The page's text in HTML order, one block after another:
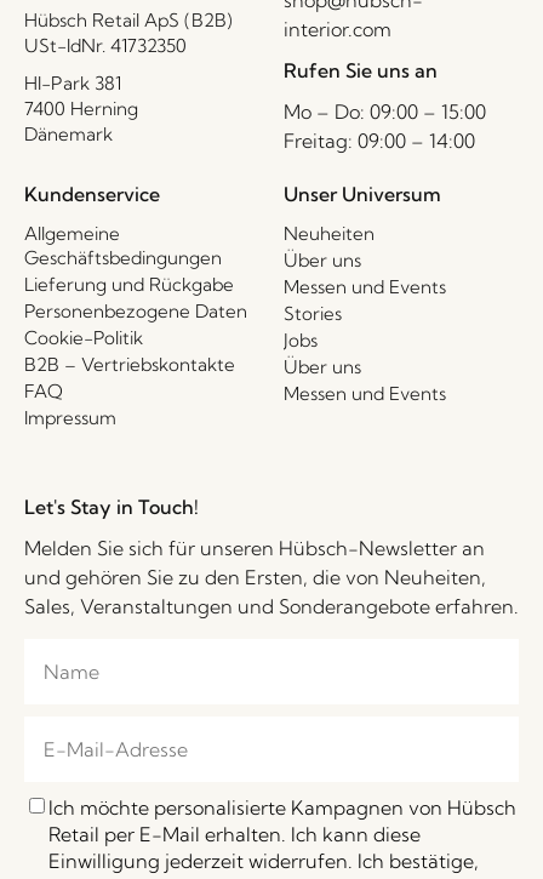
Hübsch Retail ApS (B2B)
USt-IdNr. 41732350
HI-Park 381
7400 Herning
Dänemark
interior.com
Rufen Sie uns an
Mo – Do: 09:00 – 15:00
Freitag: 09:00 – 14:00
Kundenservice
Allgemeine
Geschäftsbedingungen
Lieferung und Rückgabe
Personenbezogene Daten
Cookie-Politik
B2B – Vertriebskontakte
FAQ
Impressum
Unser Universum
Neuheiten
Über uns
Messen und Events
Stories
Jobs
Über uns
Messen und Events
Let's Stay in Touch!
Melden Sie sich für unseren Hübsch-Newsletter an
und gehören Sie zu den Ersten, die von Neuheiten,
Sales, Veranstaltungen und Sonderangebote erfahren.
Ich möchte personalisierte Kampagnen von Hübsch
Retail per E-Mail erhalten. Ich kann diese
Einwilligung jederzeit widerrufen. Ich bestätige,